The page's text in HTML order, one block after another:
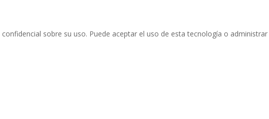
sobre su uso. Puede aceptar el uso de esta tecnología o administrar